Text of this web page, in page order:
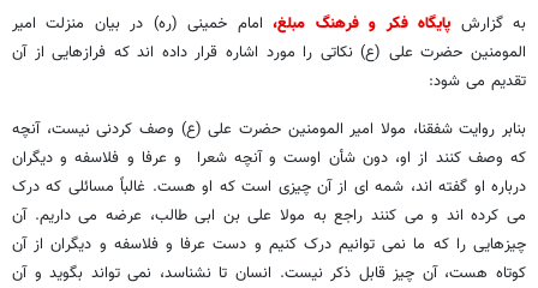
به گزارش پایگاه فکر و فرهنگ مبلغ،امام خمینی (ره) در بیان منزلت امیر
المومنین حضرت علی (ع) نکاتی را مورد اشاره قرار داده اند که فرازهایی از آن
تقدیم می شود:
بنابر روایت شفقنا، مولا امیر المومنین حضرت علی (ع) وصف کردنی نیست، آنچه
که وصف کنند از او، دون شأن اوست و آنچه شعرا و عرفا و فلاسفه و دیگران
درباره او گفته‏ اند، شمه‏ ای از آن چیزی است که او هست. غالباً مسائلی که درک
می‏ کرده ‏اند و می‏ کنند راجع به مولا علی بن ابی طالب، عرضه می ‏داریم. آن
چیزهایی را که ما نمی‏ توانیم درک کنیم و دست عرفا و فلاسفه و دیگران از آن
کوتاه هست، آن چیز قابل ذکر نیست. انسان تا نشناسد، نمی ‏تواند بگوید و آن